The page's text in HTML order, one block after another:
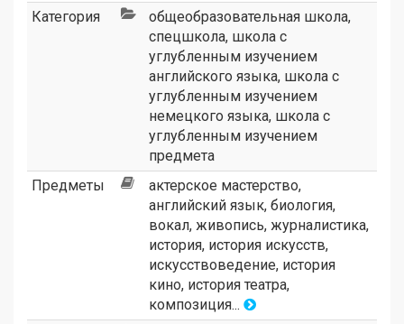
Категория общеобразовательная школа,
спецшкола, школа с
углубленным изучением
английского языка, школа с
углубленным изучением
немецкого языка, школа с
углубленным изучением
предмета
Предметы
актерское мастерство,
английский язык, биология,
вокал, живопись, журналистика,
история, история искусств,
искусствоведение, история
кино, история театра,
композиция...